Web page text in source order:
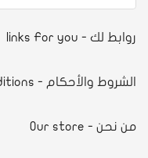
روابط لك - links For you
آراء العملاء
الشروط والأحكام - Terms And Conditions
من نحن - Our store